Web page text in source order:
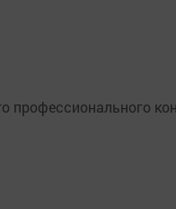
профессионального